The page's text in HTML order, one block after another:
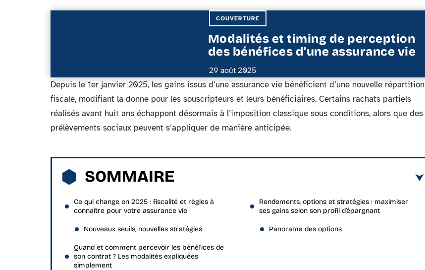
COUVERTURE
Modalités et timing de perception
des bénéfices d’une assurance vie
29 août 2025
Depuis le 1er janvier 2025, les gains issus d’une assurance vie bénéficient d’une nouvelle répartition
fiscale, modifiant la donne pour les souscripteurs et leurs bénéficiaires. Certains rachats partiels
réalisés avant huit ans échappent désormais à l’imposition classique sous conditions, alors que des
prélèvements sociaux peuvent s’appliquer de manière anticipée.
SOMMAIRE
Ce qui change en 2025 : fiscalité et règles à
connaître pour votre assurance vie
Nouveaux seuils, nouvelles stratégies
Quand et comment percevoir les bénéfices de
son contrat ? Les modalités expliquées
simplement
Rendements, options et stratégies : maximiser
ses gains selon son profil d’épargnant
Panorama des options